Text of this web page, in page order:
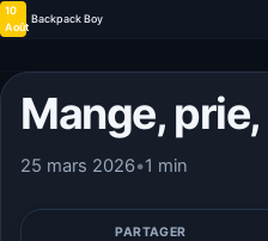
10
Août
Backpack Boy
Mange,
25 mars 2026•1 min
PARTAGER